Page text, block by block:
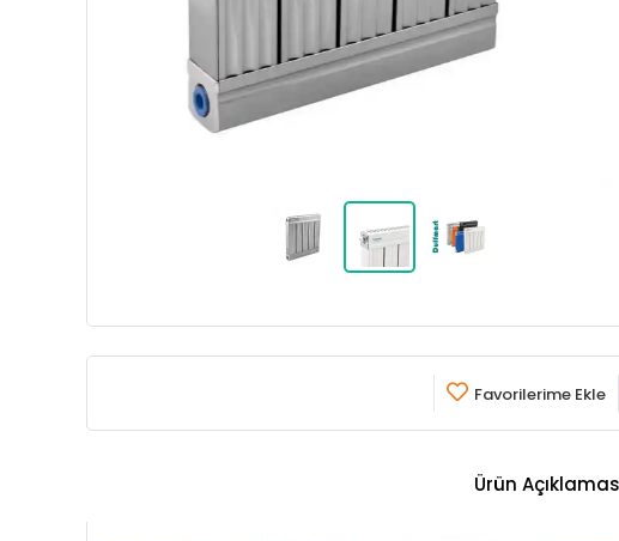
Favorilerime Ekle
Ürün